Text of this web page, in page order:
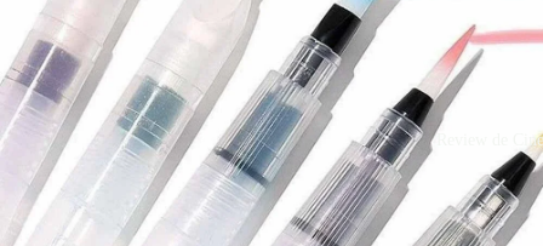
Review de